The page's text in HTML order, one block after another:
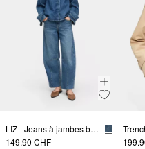
LIZ - Jeans à jambes barrées
149.90 CHF